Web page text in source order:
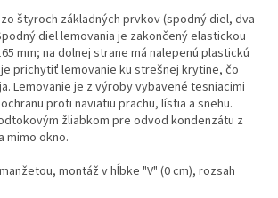
štyroch základných prvkov (spodný diel, dva
diel lemovania je zakončený elastickou
mm; na dolnej strane má nalepenú plastickú
prichytiť lemovanie ku strešnej krytine, čo
Lemovanie je z výroby vybavené tesniacimi
proti naviatiu prachu, lístia a snehu.
žliabkom pre odvod kondenzátu z
mimo okno.
montáž v hĺbke "V" (0 cm), rozsah